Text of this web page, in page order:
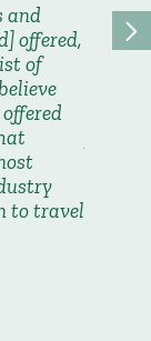
and
offered,
of
to travel
As a